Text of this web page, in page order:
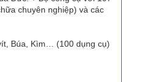
chuyên nghiệp) và các
Búa, Kìm… (100 dụng cụ)